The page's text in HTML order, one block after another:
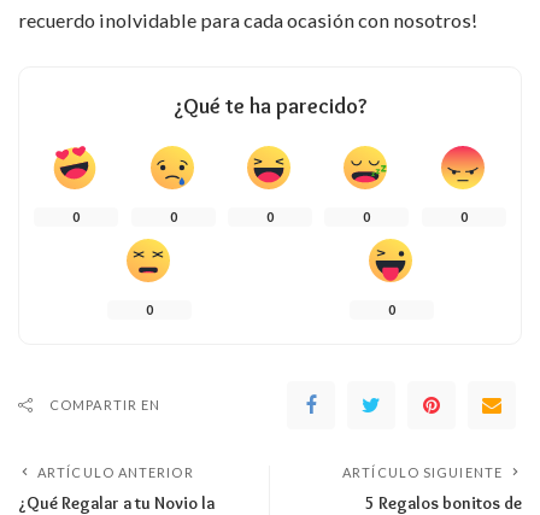
recuerdo inolvidable para cada ocasión con nosotros!
¿Qué te ha parecido?
0 0 0 0 0
0 0
COMPARTIR EN
ARTÍCULO ANTERIOR
¿Qué Regalar a tu Novio la
ARTÍCULO SIGUIENTE
5 Regalos bonitos de